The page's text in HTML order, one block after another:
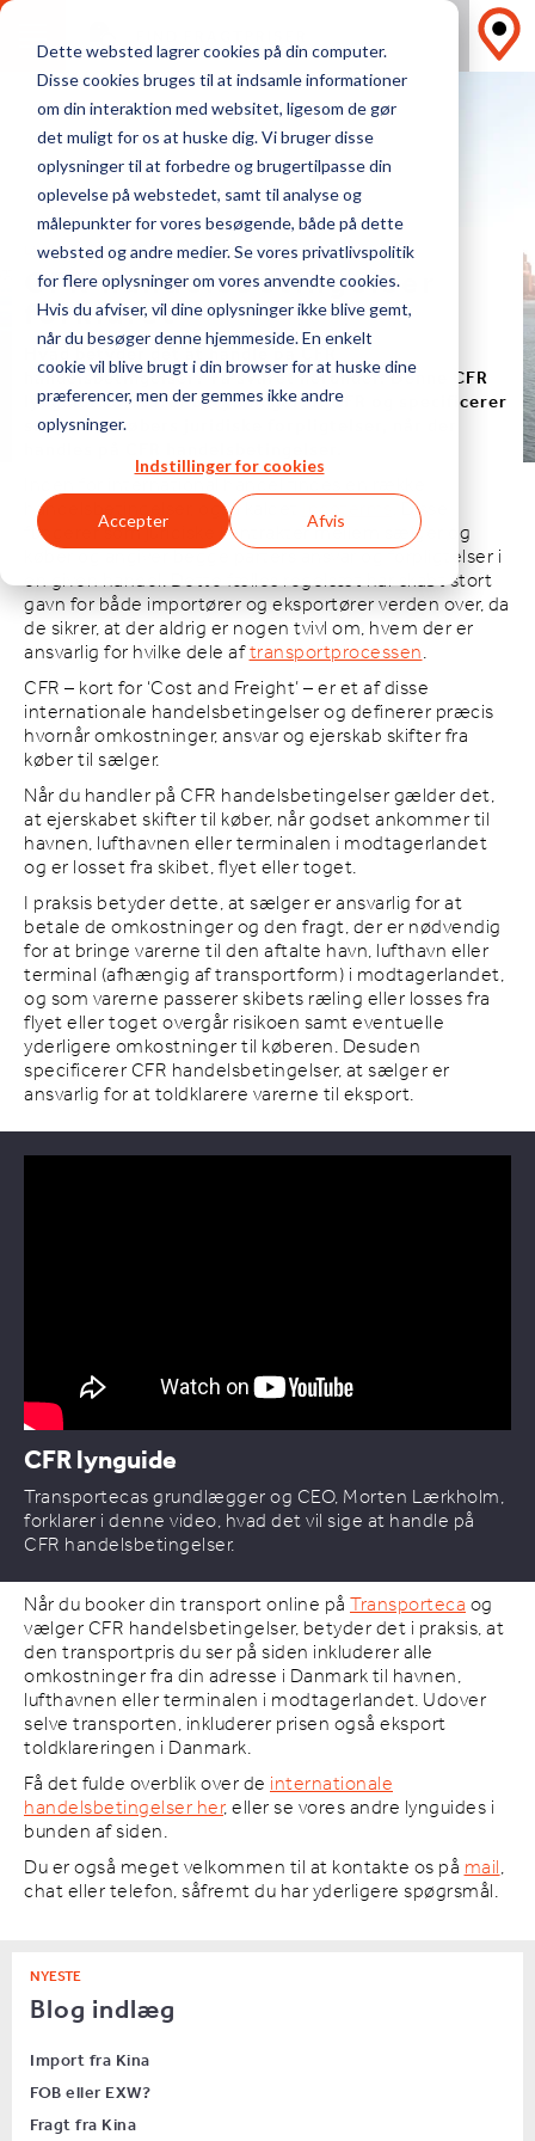
Dette websted lagrer cookies på din computer.
Disse cookies bruges til at indsamle informationer
om din interaktion med websitet, ligesom de gør
det muligt for os at huske dig. Vi bruger disse
oplysninger til at forbedre og brugertilpasse din
oplevelse på webstedet, samt til analyse og
målepunkter for vores besøgende, både på dette
websted og andre medier. Se vores privatlivspolitik
for flere oplysninger om vores anvendte cookies.
Hvis du afviser, vil dine oplysninger ikke blive gemt,
når du besøger denne hjemmeside. En enkelt
cookie vil blive brugt i din browser for at huske dine
præferencer, men der gemmes ikke andre
oplysninger.
Indstillinger for cookies
Accepter Afvis
LYNGUIDE TIL INCOTERMS
CFR handelsbetingelser
forklaret
Hvad betyder det at handle på CFR
handelsbetingelser? Få svaret herunder. Denne CFR
lynguide forklarer betydningen af CFR og specificerer
sælger og købers juridiske forpligtelser, når der
Inden for international handel findes en række
handelsbetingelser, også kaldet Incoterms . Disse
fungerer som juridiske kontrakter mellem sælger og
køber og angiver begge parters ansvar og forpligtelser i
en given handel. Dette fælles regelsæt har skabt stort
gavn for både importører og eksportører verden over, da
de sikrer, at der aldrig er nogen tvivl om, hvem der er
ansvarlig for hvilke dele aftransportprocessen.
CFR – kort for ‘Cost and Freight’ – er et af disse
internationale handelsbetingelser og definerer præcis
hvornår omkostninger, ansvar og ejerskab skifter fra
køber til sælger.
Når du handler på CFR handelsbetingelser gælder det,
at ejerskabet skifter til køber, når godset ankommer til
havnen, lufthavnen eller terminalen i modtagerlandet
og er losset fra skibet, flyet eller toget.
I praksis betyder dette, at sælger er ansvarlig for at
betale de omkostninger og den fragt, der er nødvendig
for at bringe varerne til den aftalte havn, lufthavn eller
terminal (afhængig af transportform) i modtagerlandet,
og som varerne passerer skibets ræling eller losses fra
flyet eller toget overgår risikoen samt eventuelle
yderligere omkostninger til køberen. Desuden
specificerer CFR handelsbetingelser, at sælger er
ansvarlig for at toldklarere varerne til eksport.
CFR lynguide
Transportecas grundlægger og CEO, Morten Lærkholm,
forklarer i denne video, hvad det vil sige at handle på
CFR handelsbetingelser.
Når du booker din transport online påTransportecaog
vælger CFR handelsbetingelser, betyder det i praksis, at
den transportpris du ser på siden inkluderer alle
omkostninger fra din adresse i Danmark til havnen,
lufthavnen eller terminalen i modtagerlandet. Udover
selve transporten, inkluderer prisen også eksport
toldklareringen i Danmark.
Få det fulde overblik over deinternationale
handelsbetingelser her, eller se vores andre lynguides i
bunden af siden.
Du er også meget velkommen til at kontakte os påmail,
chat eller telefon, såfremt du har yderligere spøgrsmål.
NYESTE
Blog indlæg
Import fra Kina
FOB eller EXW?
Fragt fra Kina